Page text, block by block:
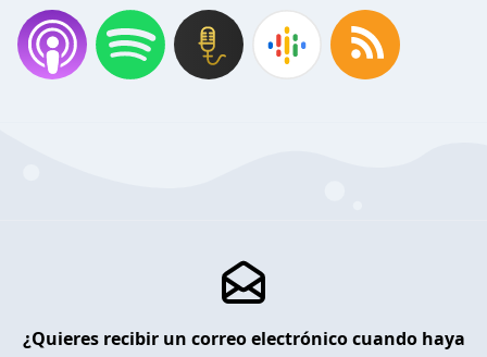
¿Quieres recibir un correo electrónico cuando haya